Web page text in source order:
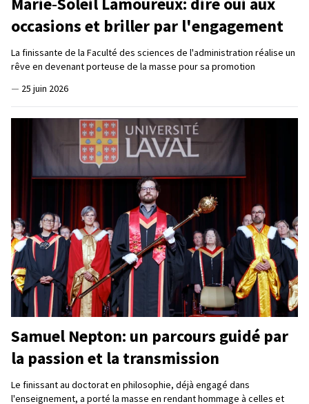
occasions et briller par l'engagement
La finissante de la Faculté des sciences de l'administration réalise un
rêve en devenant porteuse de la masse pour sa promotion
— 25 juin 2026
Samuel Nepton: un parcours guidé par
la passion et la transmission
Le finissant au doctorat en philosophie, déjà engagé dans
l'enseignement, a porté la masse en rendant hommage à celles et